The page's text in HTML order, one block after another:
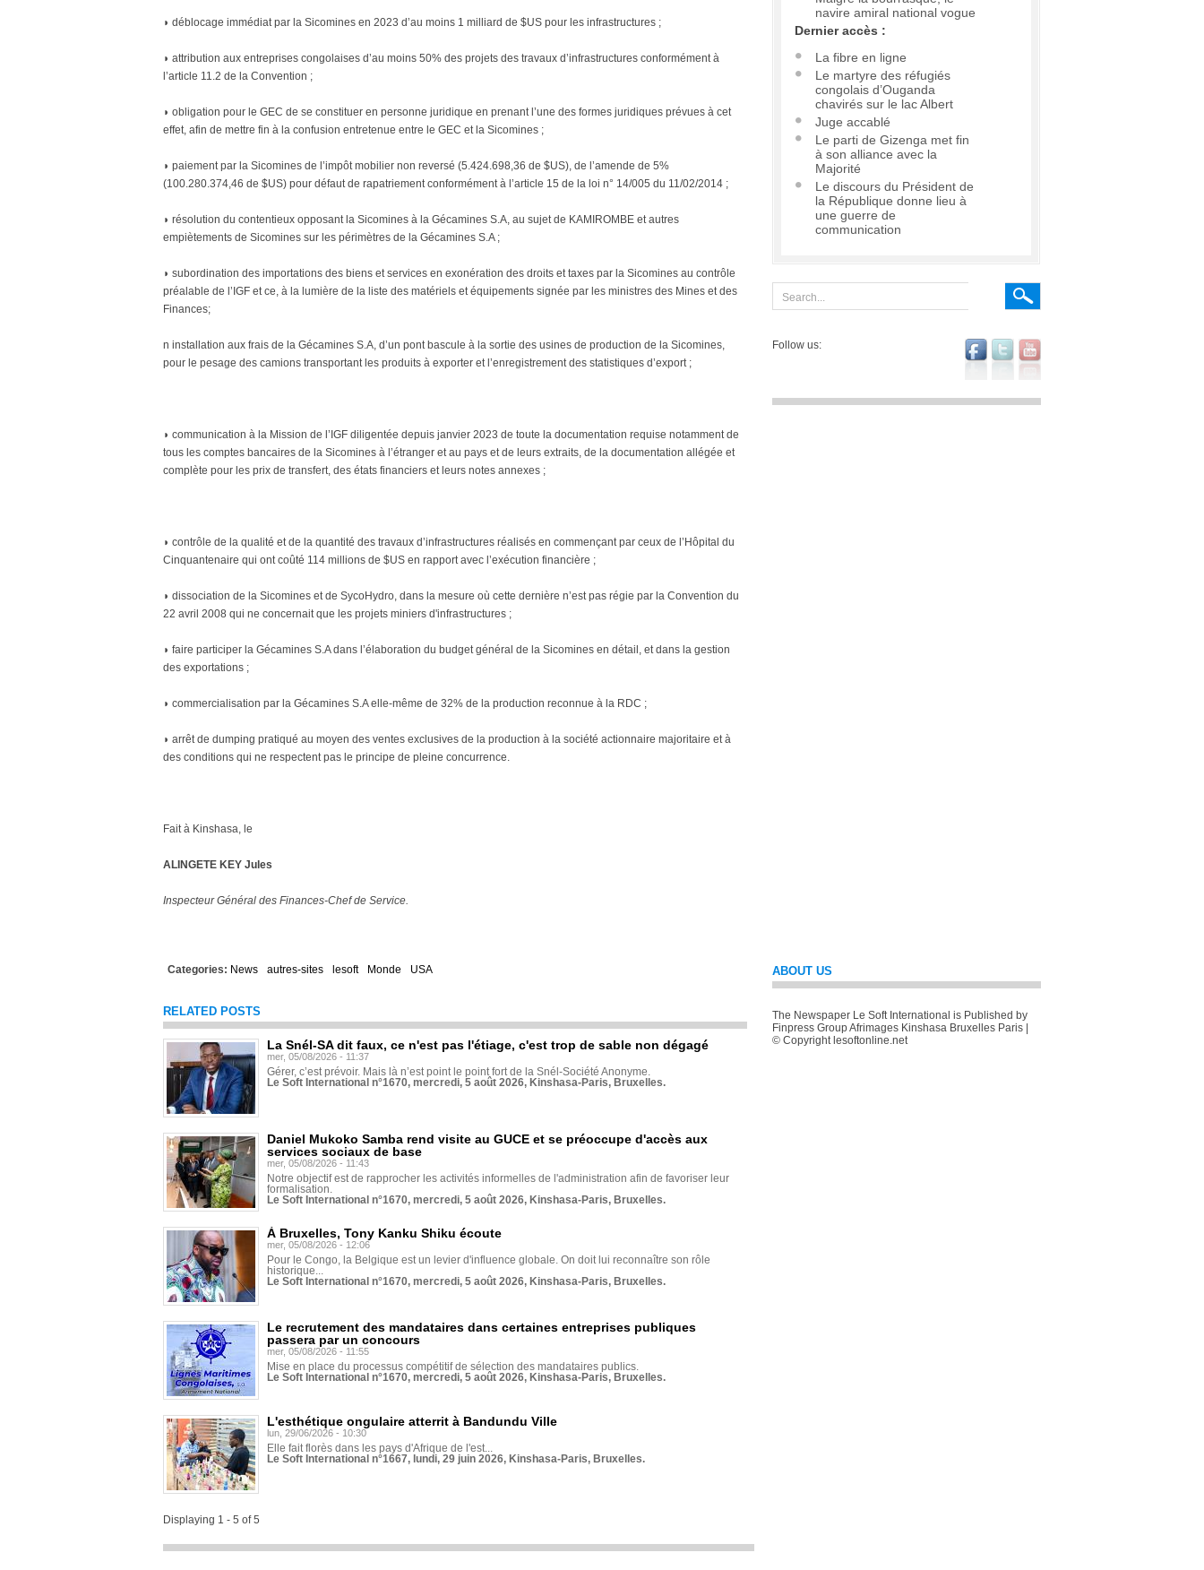
◗ déblocage immédiat par la Sicomines en 2023 d’au moins 1 milliard de $US pour les infrastructures ;
◗ attribution aux entreprises congolaises d’au moins 50% des projets des travaux d’infrastructures conformément à
l’article 11.2 de la Convention ;
◗ obligation pour le GEC de se constituer en personne juridique en prenant l’une des formes juridiques prévues à cet
effet, afin de mettre fin à la confusion entretenue entre le GEC et la Sicomines ;
◗ paiement par la Sicomines de l’impôt mobilier non reversé (5.424.698,36 de $US), de l’amende de 5%
(100.280.374,46 de $US) pour défaut de rapatriement conformément à l’article 15 de la loi n° 14/005 du 11/02/2014 ;
◗ résolution du contentieux opposant la Sicomines à la Gécamines S.A, au sujet de KAMIROMBE et autres
empiètements de Sicomines sur les périmètres de la Gécamines S.A ;
◗ subordination des importations des biens et services en exonération des droits et taxes par la Sicomines au contrôle
préalable de l’IGF et ce, à la lumière de la liste des matériels et équipements signée par les ministres des Mines et des
Finances;
n installation aux frais de la Gécamines S.A, d’un pont bascule à la sortie des usines de production de la Sicomines,
pour le pesage des camions transportant les produits à exporter et l’enregistrement des statistiques d’export ;
◗ communication à la Mission de l’IGF diligentée depuis janvier 2023 de toute la documentation requise notamment de
tous les comptes bancaires de la Sicomines à l’étranger et au pays et de leurs extraits, de la documentation allégée et
complète pour les prix de transfert, des états financiers et leurs notes annexes ;
◗ contrôle de la qualité et de la quantité des travaux d’infrastructures réalisés en commençant par ceux de l’Hôpital du
Cinquantenaire qui ont coûté 114 millions de $US en rapport avec l’exécution financière ;
◗ dissociation de la Sicomines et de SycoHydro, dans la mesure où cette dernière n’est pas régie par la Convention du
22 avril 2008 qui ne concernait que les projets miniers d'infrastructures ;
◗ faire participer la Gécamines S.A dans l’élaboration du budget général de la Sicomines en détail, et dans la gestion
des exportations ;
◗ commercialisation par la Gécamines S.A elle-même de 32% de la production reconnue à la RDC ;
◗ arrêt de dumping pratiqué au moyen des ventes exclusives de la production à la société actionnaire majoritaire et à
des conditions qui ne respectent pas le principe de pleine concurrence.
Fait à Kinshasa, le
ALINGETE KEY Jules
Inspecteur Général des Finances-Chef de Service.
Categories: News autres-sites lesoft Monde USA
RELATED POSTS
La Snél-SA dit faux, ce n'est pas l'étiage, c'est trop de sable non dégagé
mer, 05/08/2026 - 11:37
Gérer, c’est prévoir. Mais là n’est point le point fort de la Snél-Société Anonyme.
Le Soft International n°1670, mercredi, 5 août 2026, Kinshasa-Paris, Bruxelles.
Daniel Mukoko Samba rend visite au GUCE et se préoccupe d'accès aux
services sociaux de base
mer, 05/08/2026 - 11:43
Notre objectif est de rapprocher les activités informelles de l'administration afin de favoriser leur
formalisation.
Le Soft International n°1670, mercredi, 5 août 2026, Kinshasa-Paris, Bruxelles.
À Bruxelles, Tony Kanku Shiku écoute
mer, 05/08/2026 - 12:06
Pour le Congo, la Belgique est un levier d'influence globale. On doit lui reconnaître son rôle
historique...
Le Soft International n°1670, mercredi, 5 août 2026, Kinshasa-Paris, Bruxelles.
Le recrutement des mandataires dans certaines entreprises publiques
passera par un concours
mer, 05/08/2026 - 11:55
Mise en place du processus compétitif de sélection des mandataires publics.
Le Soft International n°1670, mercredi, 5 août 2026, Kinshasa-Paris, Bruxelles.
L'esthétique ongulaire atterrit à Bandundu Ville
lun, 29/06/2026 - 10:30
Elle fait florès dans les pays d'Afrique de l'est...
Le Soft International n°1667, lundi, 29 juin 2026, Kinshasa-Paris, Bruxelles.
Displaying 1 - 5 of 5
navire amiral national vogue
Dernier accès :
La fibre en ligne
Le martyre des réfugiés
congolais d’Ouganda
chavirés sur le lac Albert
Juge accablé
Le parti de Gizenga met fin
à son alliance avec la
Majorité
Le discours du Président de
la République donne lieu à
une guerre de
communication
Follow us:
ABOUT US
The Newspaper Le Soft International is Published by
Finpress Group Afrimages Kinshasa Bruxelles Paris |
© Copyright lesoftonline.net